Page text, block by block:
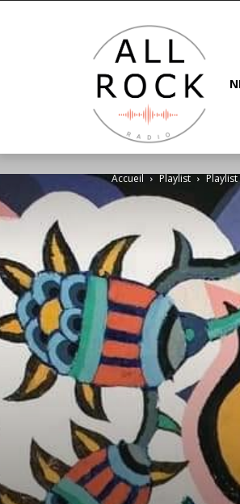
Accueil Playlist Playlist